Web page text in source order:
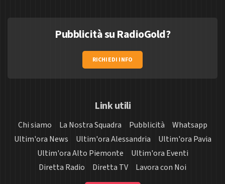
Pubblicità su RadioGold?
RICHIEDI INFO
Link utili
Chi siamo La Nostra Squadra Pubblicità
Whatsapp
Ultim'ora News
Ultim'ora Alessandria
Ultim'ora Pavia
Ultim'ora Alto Piemonte
Ultim'ora Eventi
Diretta Radio
Diretta TV Lavora con Noi